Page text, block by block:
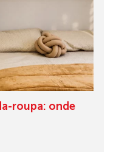
roupa: onde